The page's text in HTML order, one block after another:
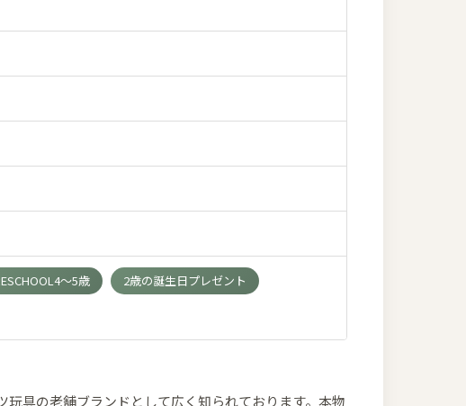
～5歳
2歳の誕生日プレゼント
具の老舗ブランドとして広く知られております。本物